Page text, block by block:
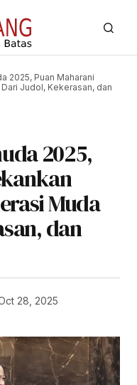
2025, Puan Maharani
Judol, Kekerasan, dan
2025,
Muda
dan
28, 2025